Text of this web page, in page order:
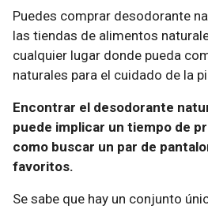
Puedes comprar desodorante
las tiendas de alimentos
cualquier lugar donde pueda
naturales para el cuidado de la
Encontrar el desodorante
puede implicar un tiempo de
como buscar un par de
favoritos.
Se sabe que hay un conjunto